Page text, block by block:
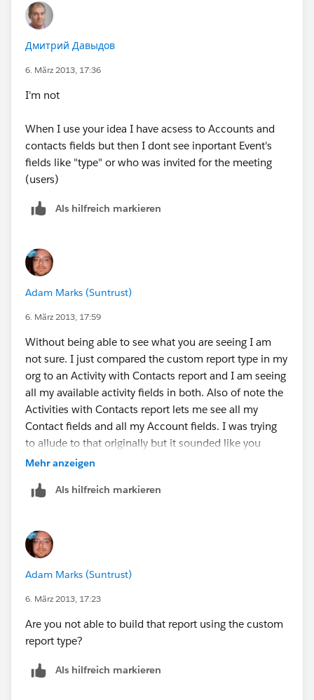
Дмитрий Давыдов
6. März 2013, 17:36
I'm not
When I use your idea I have acsess to Accounts and
contacts fields but then I dont see inportant Event's
fields like "type" or who was invited for the meeting
(users)
Als hilfreich markieren
Adam Marks (Suntrust)
6. März 2013, 17:59
Without being able to see what you are seeing I am
not sure. I just compared the custom report type in my
org to an Activity with Contacts report and I am seeing
all my available activity fields in both. Also of note the
Activities with Contacts report lets me see all my
Contact fields and all my Account fields. I was trying
to allude to that originally but it sounded like you
weren't seeing the same thing. Again keep in mind
I am aware of.
Mehr anzeigen
Als hilfreich markieren
Adam Marks (Suntrust)
6. März 2013, 17:23
Are you not able to build that report using the custom
report type?
Als hilfreich markieren